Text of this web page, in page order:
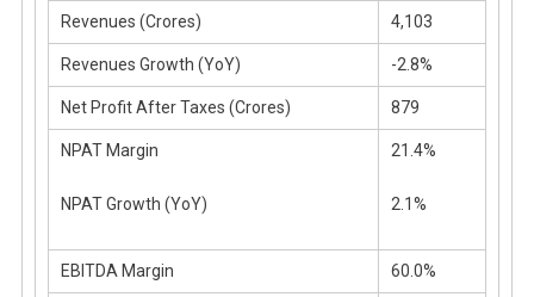
Revenues (Crores) 4,103
Revenues Growth (YoY) -2.8%
Net Profit After Taxes (Crores) 879
NPAT Margin
NPAT Growth (YoY)
21.4%
2.1%
EBITDA Margin 60.0%